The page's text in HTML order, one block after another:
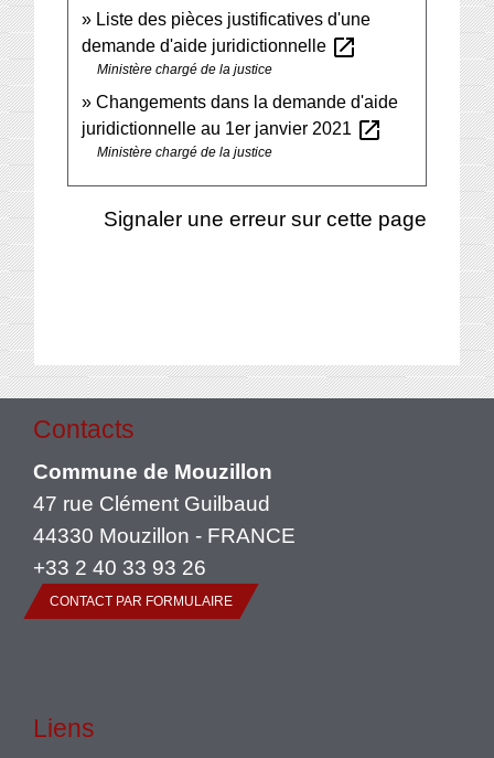
Liste des pièces justificatives d'une
demande d'aide juridictionnelle open_in_new
Ministère chargé de la justice
Changements dans la demande d'aide
juridictionnelle au 1er janvier 2021 open_in_new
Ministère chargé de la justice
Signaler une erreur sur cette page
Contacts
Commune de Mouzillon
47 rue Clément Guilbaud
44330 Mouzillon - FRANCE
+33 2 40 33 93 26
CONTACT PAR FORMULAIRE
Liens